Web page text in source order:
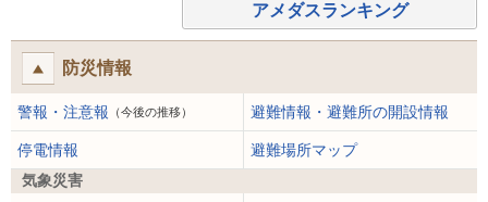
アメダスランキング
防災情報
警報・注意報 （今後の推移） 避難情報・避難所の開設情報
停電情報
避難場所マップ
気象災害